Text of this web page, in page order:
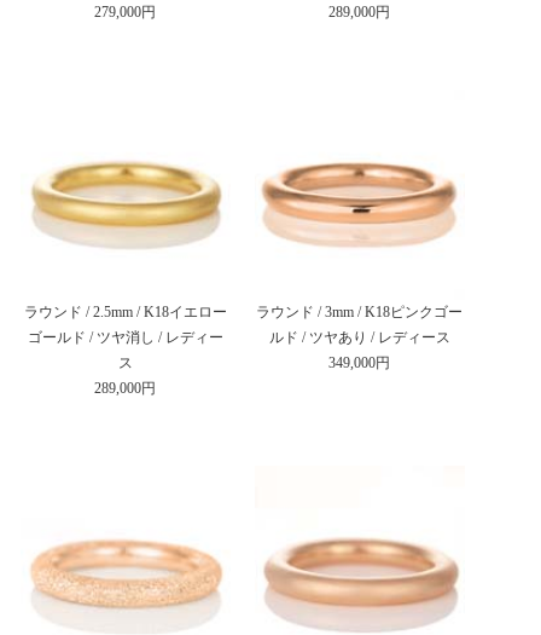
279,000円
289,000円
ラウンド / 2.5mm / K18イエロー
ゴールド / ツヤ消し / レディー
ス
289,000円
ラウンド / 3mm / K18ピンクゴー
ルド / ツヤあり / レディース
349,000円